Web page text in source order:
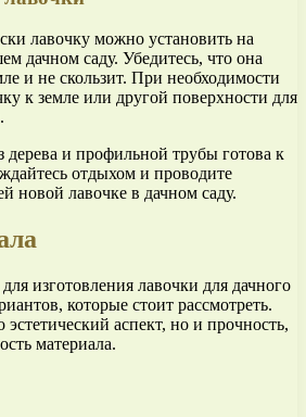
лавочку можно установить на
дачном саду. Убедитесь, что она
и не скользит. При необходимости
к земле или другой поверхности для
дерева и профильной трубы готова к
отдыхом и проводите
новой лавочке в дачном саду.
изготовления лавочки для дачного
которые стоит рассмотреть.
аспект, но и прочность,
материала.